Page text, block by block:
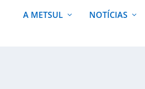
A METSUL NOTÍCIAS